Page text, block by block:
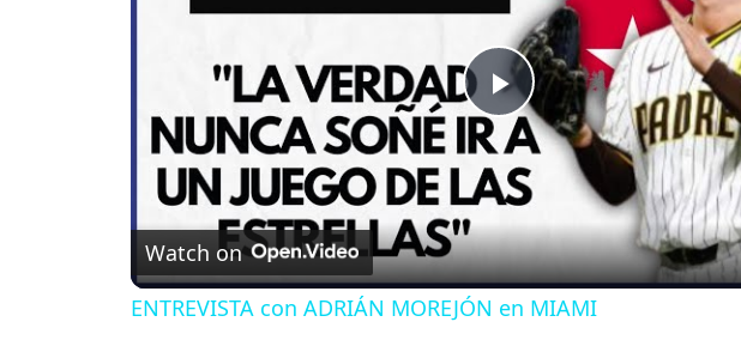
P
l
a
Watch on
ENTREVISTA con ADRIÁN MOREJÓN en MIAMI